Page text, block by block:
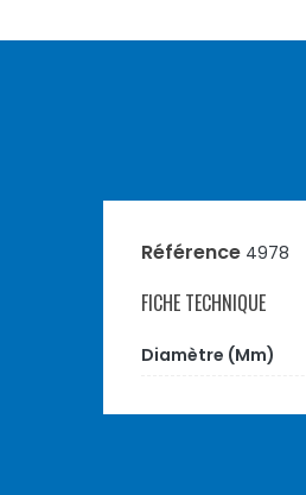
Référence 4978
FICHE TECHNIQUE
Diamètre (mm)